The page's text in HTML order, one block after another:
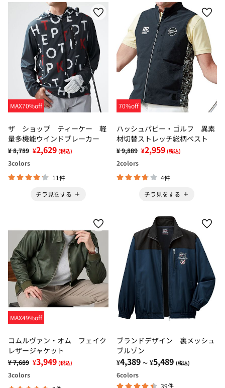
MAX70%off
ザ ショップ ティーケー 軽
量多機能ウインドブレーカー
¥ 8,789 ¥2,629 (税込)
3colors
11件
チラ見をする
70%off
ハッシュパピー・ゴルフ 異素
材切替ストレッチ総柄ベスト
¥ 9,889 ¥2,959 (税込)
2colors
4件
チラ見をする
MAX49%off
コムルヴァン・オム フェイク
レザージャケット
¥ 7,689 ¥3,949 (税込)
3colors
ブランドデザイン 裏メッシュ
ブルゾン
¥4,389 ～ ¥5,489 (税込)
6colors
39件